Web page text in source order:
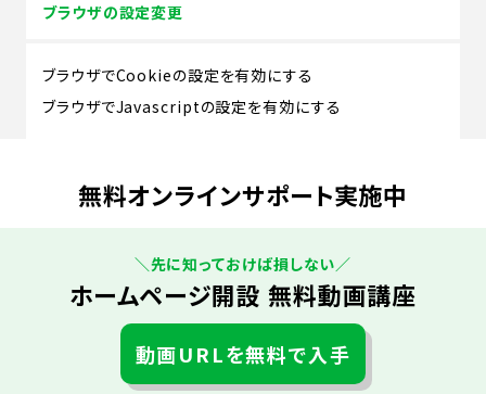
ブラウザの設定変更
ブラウザでCookieの設定を有効にする
ブラウザでJavascriptの設定を有効にする
無料オンラインサポート実施中
＼先に知っておけば損しない／
ホームページ開設 無料動画講座
動画URLを無料で入手